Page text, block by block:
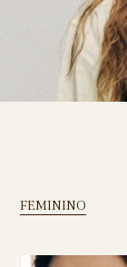
FEMININO